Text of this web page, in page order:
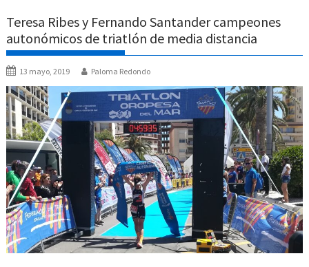
Teresa Ribes y Fernando Santander campeones
autonómicos de triatlón de media distancia
13 mayo, 2019 Paloma Redondo